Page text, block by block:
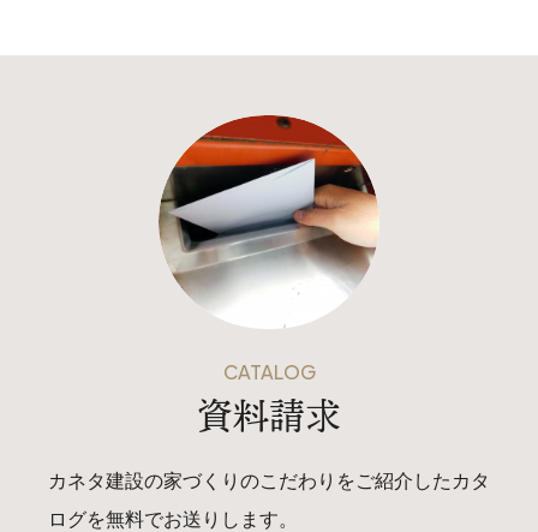
CATALOG
資料請求
カネタ建設の家づくりのこだわりをご紹介したカタ
ログを無料でお送りします。